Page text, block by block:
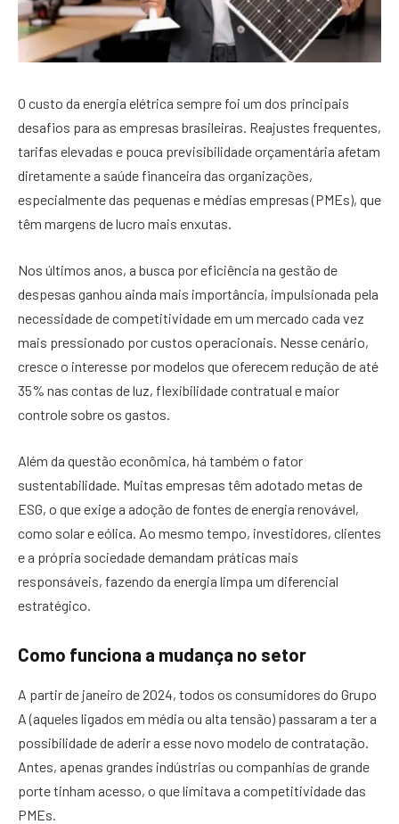
O custo da energia elétrica sempre foi um dos principais
desafios para as empresas brasileiras. Reajustes frequentes,
tarifas elevadas e pouca previsibilidade orçamentária afetam
diretamente a saúde financeira das organizações,
especialmente das pequenas e médias empresas (PMEs), que
têm margens de lucro mais enxutas.
Nos últimos anos, a busca por eficiência na gestão de
despesas ganhou ainda mais importância, impulsionada pela
necessidade de competitividade em um mercado cada vez
mais pressionado por custos operacionais. Nesse cenário,
cresce o interesse por modelos que oferecem redução de até
35% nas contas de luz, flexibilidade contratual e maior
controle sobre os gastos.
Além da questão econômica, há também o fator
sustentabilidade. Muitas empresas têm adotado metas de
ESG, o que exige a adoção de fontes de energia renovável,
como solar e eólica. Ao mesmo tempo, investidores, clientes
e a própria sociedade demandam práticas mais
responsáveis, fazendo da energia limpa um diferencial
estratégico.
Como funciona a mudança no setor
A partir de janeiro de 2024, todos os consumidores do Grupo
A (aqueles ligados em média ou alta tensão) passaram a ter a
possibilidade de aderir a esse novo modelo de contratação.
Antes, apenas grandes indústrias ou companhias de grande
porte tinham acesso, o que limitava a competitividade das
PMEs.